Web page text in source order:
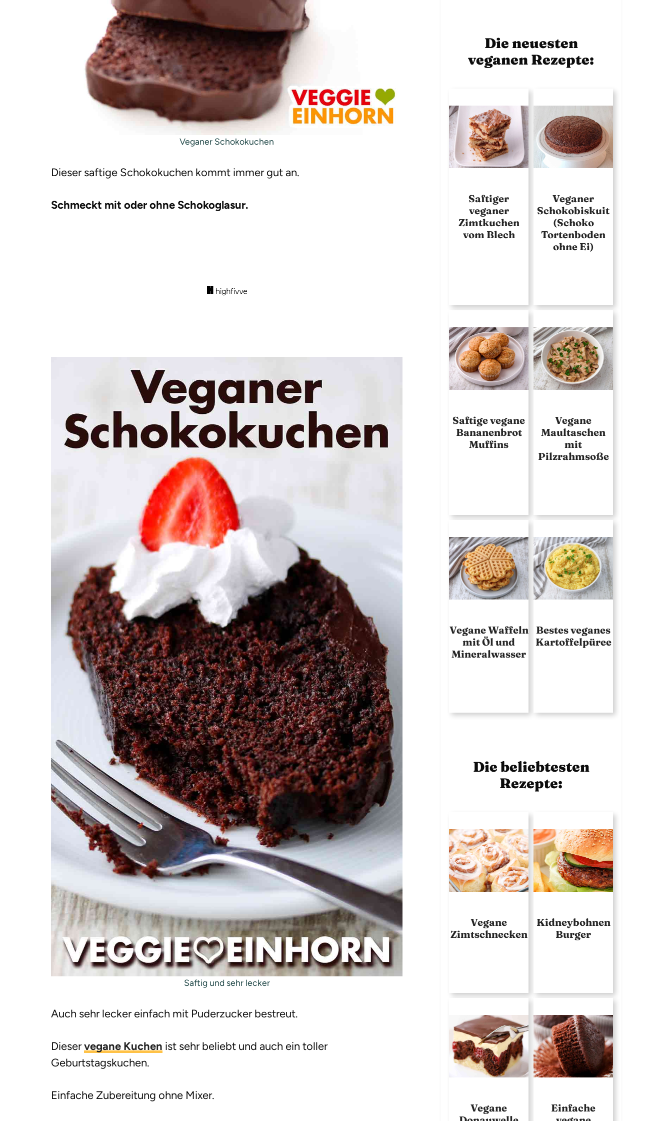
Veganer Schokokuchen
Dieser saftige Schokokuchen kommt immer gut an.
Schmeckt mit oder ohne Schokoglasur.
Saftig und sehr lecker
Auch sehr lecker einfach mit Puderzucker bestreut.
Dieservegane Kuchen ist sehr beliebt und auch ein toller
Geburtstagskuchen.
Einfache Zubereitung ohne Mixer.
Die neuesten
veganen Rezepte:
Saftiger
veganer
Zimtkuchen
vom Blech
Veganer
Schokobiskuit
(Schoko
Tortenboden
ohne Ei)
Saftige vegane
Bananenbrot
Muffins
Vegane
Maultaschen
mit
Pilzrahmsoße
Vegane Waffeln
mit Öl und
Mineralwasser
Bestes veganes
Kartoffelpüree
Die beliebtesten
Rezepte:
Vegane
Zimtschnecken
Kidneybohnen
Burger
Vegane
Einfache